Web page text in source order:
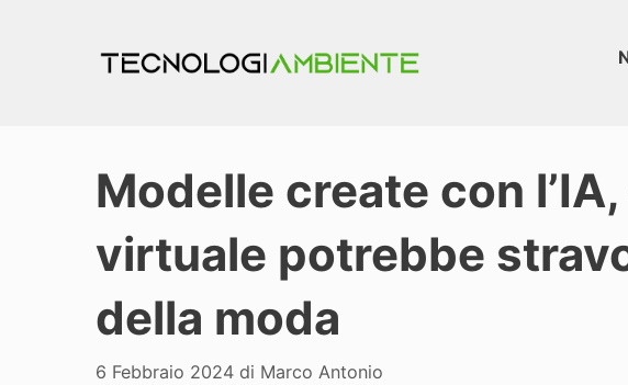
Modelle create con
virtuale potrebbe
della moda
6 Febbraio 2024 di Marco Antonio